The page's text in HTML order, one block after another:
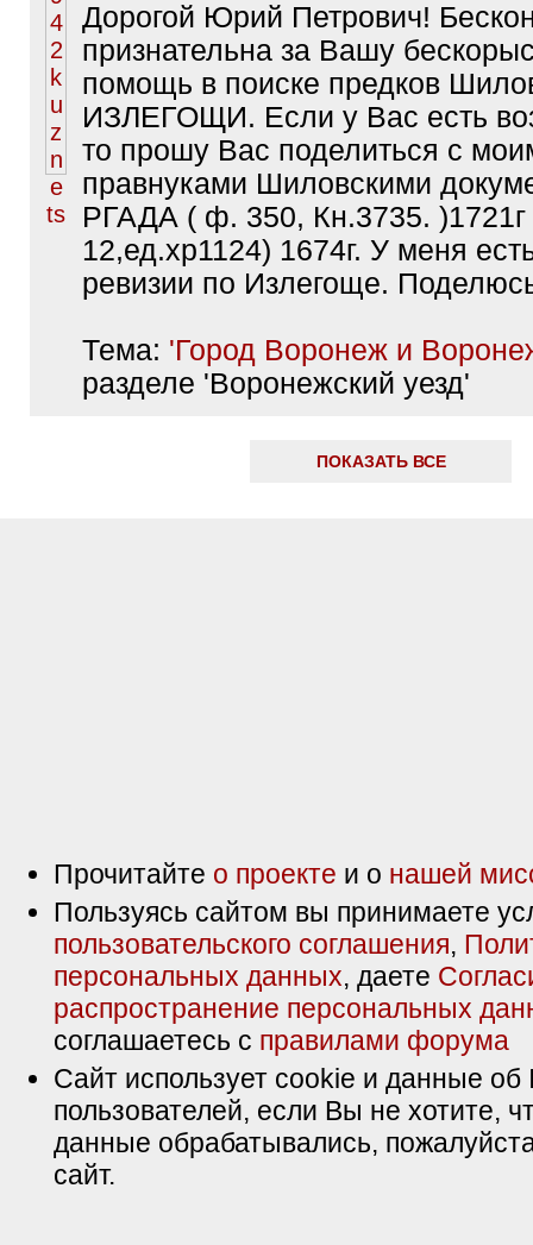
Дорогой Юрий Петрович!
признательна за Вашу
помощь в поиске предков
ИЗЛЕГОЩИ. Если у Вас есть
то прошу Вас поделиться с
правнуками Шиловскими
РГАДА ( ф. 350, Кн.3735.
12,ед.хр1124) 1674г. У меня
ревизии по Излегоще.
Тема: 'Город Воронеж и
разделе 'Воронежский уезд'
ПОКАЗАТЬ ВСЕ
Прочитайте о проекте и о нашей
Пользуясь сайтом вы принимаете
пользовательского соглашения,
персональных данных, даете
распространение персональных
соглашаетесь с правилами форума
Сайт использует cookie и данные об
пользователей, если Вы не хотите,
данные обрабатывались,
сайт.